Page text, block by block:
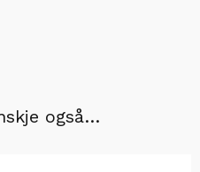
også…